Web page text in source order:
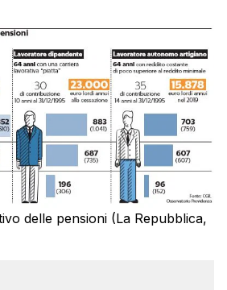
delle pensioni (La Repubblica,